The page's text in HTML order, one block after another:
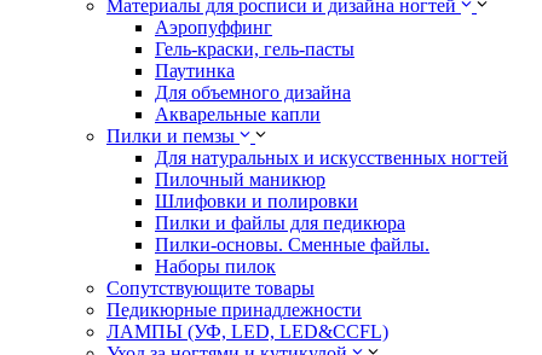
Материалы для росписи и дизайна ногтей
Аэропуффинг
Гель-краски, гель-пасты
Паутинка
Для объемного дизайна
Акварельные капли
Пилки и пемзы
Для натуральных и искусственных ногтей
Пилочный маникюр
Шлифовки и полировки
Пилки и файлы для педикюра
Пилки-основы. Сменные файлы.
Наборы пилок
Сопутствующите товары
Педикюрные принадлежности
ЛАМПЫ (УФ, LED, LED&CCFL)